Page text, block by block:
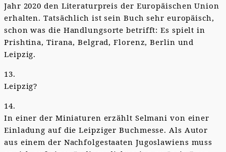
Jahr 2020 den Literaturpreis der Europäischen Union
erhalten. Tatsächlich ist sein Buch sehr europäisch,
schon was die Handlungsorte betrifft: Es spielt in
Prishtina, Tirana, Belgrad, Florenz, Berlin und
Leipzig.
13.
Leipzig?
14.
In einer der Miniaturen erzählt Selmani von einer
Einladung auf die Leipziger Buchmesse. Als Autor
aus einem der Nachfolgestaaten Jugoslawiens muss